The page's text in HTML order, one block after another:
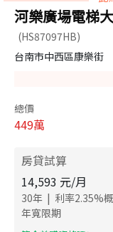
河樂廣場電梯
(HS87097HB)
台南市中西區康樂街
總價
449萬
房貸試算
14,593 元/月
30年 | 利率2.35%
年寬限期